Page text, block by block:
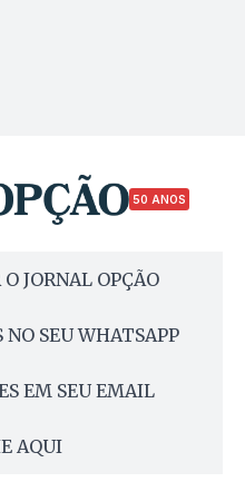
50 ANOS
JORNAL OPÇÃO
SEU WHATSAPP
EM SEU EMAIL
AQUI